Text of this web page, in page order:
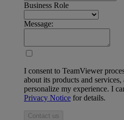
Business Role
Message:
I consent to TeamViewer
about its products and
personalize my experience. I
Privacy Notice for details.
Contact us